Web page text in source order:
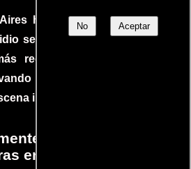
No Aceptar
hasta el mundo, Tesis
se ha convertido en uno
recomendados del cine
audiencias y dejando
internacional.
Sucedió detrás
en Jurassic Park